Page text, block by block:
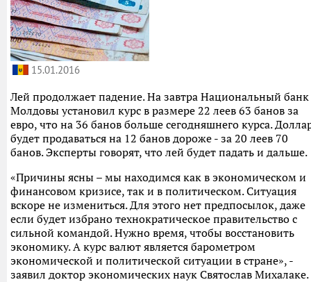
15.01.2016
Лей продолжает падение. На завтра Национальный банк
Молдовы установил курс в размере 22 леев 63 банов за
евро, что на 36 банов больше сегодняшнего курса.
будет продаваться на 12 банов дороже - за 20 леев 70
банов. Эксперты говорят, что лей будет падать и дальше.
«Причины ясны – мы находимся как в экономическом и
финансовом кризисе, так и в политическом. Ситуация
вскоре не измениться. Для этого нет предпосылок, даже
если будет избрано технократическое правительство с
сильной командой. Нужно время, чтобы восстановить
экономику. А курс валют является барометром
экономической и политической ситуации в стране», -
заявил доктор экономических наук Святослав Михалаке.